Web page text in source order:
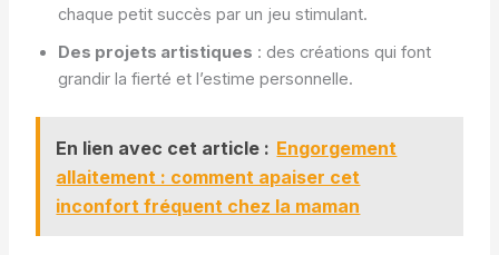
chaque petit succès par un jeu stimulant.
Des projets artistiques : des créations qui font
grandir la fierté et l’estime personnelle.
En lien avec cet article : Engorgement
allaitement : comment apaiser cet
inconfort fréquent chez la maman